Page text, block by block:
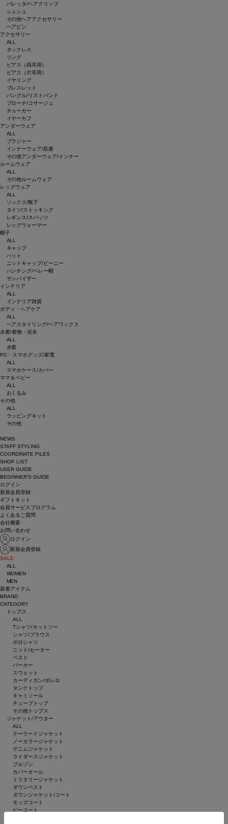
バレッタ/ヘアクリップ
シュシュ
その他ヘアアクセサリー
ヘアピン
アクセサリー
ALL
ネックレス
リング
ピアス（両耳用）
ピアス（片耳用）
イヤリング
ブレスレット
バングル/リストバンド
ブローチ/コサージュ
チョーカー
イヤーカフ
アンダーウェア
ALL
ブラジャー
インナーウェア/肌着
その他アンダーウェア/インナー
ルームウェア
ALL
その他ルームウェア
レッグウェア
ALL
ソックス/靴下
タイツ/ストッキング
レギンス/スパッツ
レッグウォーマー
帽子
ALL
キャップ
ハット
ニットキャップ/ビーニー
ハンチング/ベレー帽
サンバイザー
インテリア
ALL
インテリア雑貨
ボディ・ヘアケア
ALL
ヘアスタイリング/ヘアワックス
水着/着物・浴衣
ALL
水着
PC・スマホグッズ/家電
ALL
スマホケース/カバー
ママ＆ベビー
ALL
おくるみ
その他
ALL
ラッピングキット
その他
NEWS
STAFF STYLING
COORDINATE FILES
SHOP LIST
USER GUIDE
BEGINNER’S GUIDE
ログイン
新規会員登録
ギフトキット
会員サービスプログラム
よくあるご質問
会社概要
お問い合わせ
ログイン
新規会員登録
SALE
ALL
WOMEN
MEN
新着アイテム
BRAND
CATEGORY
トップス
ALL
Tシャツ/カットソー
シャツ/ブラウス
ポロシャツ
ニット/セーター
ベスト
パーカー
スウェット
カーディガン/ボレロ
タンクトップ
キャミソール
チューブトップ
その他トップス
ジャケット/アウター
ALL
テーラードジャケット
ノーカラージャケット
デニムジャケット
ライダースジャケット
ブルゾン
カバーオール
ミリタリージャケット
ダウンベスト
ダウンジャケット/コート
モッズコート
ピーコート